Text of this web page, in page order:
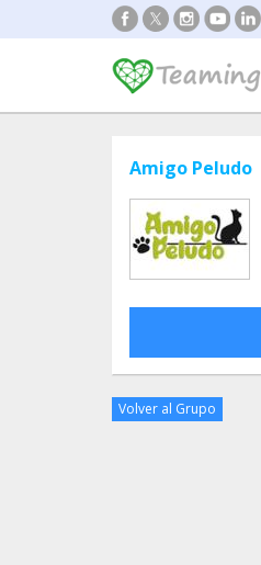
Amigo Peludo
Volver al Grupo